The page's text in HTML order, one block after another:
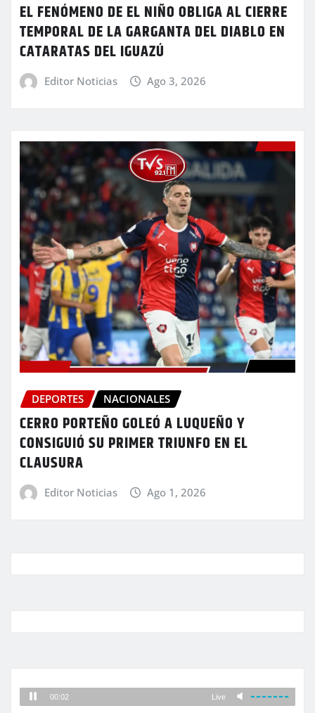
EL FENÓMENO DE EL NIÑO OBLIGA AL CIERRE
TEMPORAL DE LA GARGANTA DEL DIABLO EN
CATARATAS DEL IGUAZÚ
Editor Noticias Ago 3, 2026
DEPORTES NACIONALES
CERRO PORTEÑO GOLEÓ A LUQUEÑO Y
CONSIGUIÓ SU PRIMER TRIUNFO EN EL
CLAUSURA
Editor Noticias Ago 1, 2026